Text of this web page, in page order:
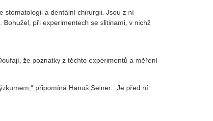
stomatologii a dentální chirurgii. Jsou z ní
při experimentech se slitinami, v nichž
že poznatky z těchto experimentů a měření
připomíná Hanuš Seiner. „Je před ní